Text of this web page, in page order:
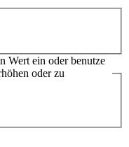
Wert ein oder benutze
oder zu